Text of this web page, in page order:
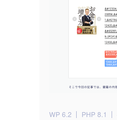
WP 6.2 PHP 8.1